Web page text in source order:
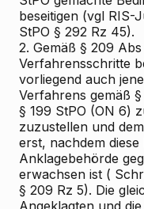
beseitigen (vgl RIS-
StPO § 292 Rz 45).
2. Gemäß § 209
Verfahrensschritte
vorliegend auch
Verfahrens gemäß
§ 199 StPO (ON 6)
zuzustellen und
erst, nachdem
Anklagebehörde
erwachsen ist (
§ 209 Rz 5). Die
Angeklagten und